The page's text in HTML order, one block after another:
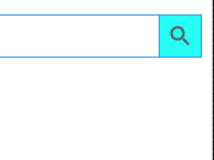
Search Button